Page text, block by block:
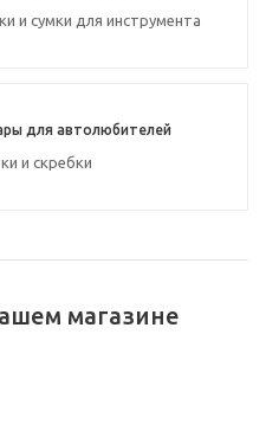
и сумки для инструмента
для автолюбителей
и скребки
магазине